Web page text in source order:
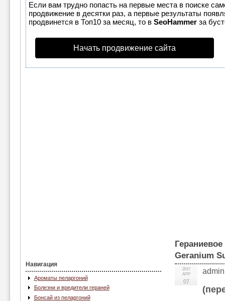
Если вам трудно попасть на первые места в поиске
продвижение в десятки раз, а первые результаты
продвинется в Топ10 за месяц, то в SeoHammer за
Начать продвижение сайта
Навигация
Ароматы пеларгоний
Болезни и вредители гераней
Бонсай из пеларгоний
Geranium
2017
АПР
07
admin